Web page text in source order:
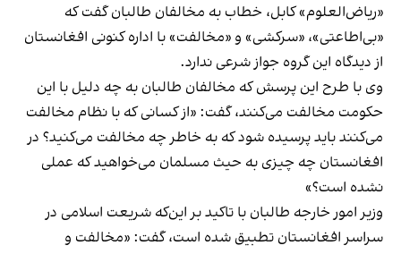
«ریاض‌العلوم» کابل، خطاب به مخالفان طالبان گفت که
«بی‌اطاعتی»، «سرکشی» و «مخالفت» با اداره کنونی افغانستان
از دیدگاه این گروه جواز شرعی ندارد.
وی با طرح این پرسش که مخالفان طالبان به چه دلیل با این
حکومت مخالفت می‌کنند، گفت: «از کسانی که با نظام مخالفت
می‌کنند باید پرسیده شود که به خاطر چه مخالفت می‌کنید؟ در
افغانستان چه چیزی به حیث مسلمان می‌خواهید که عملی
نشده است؟»
وزیر امور خارجه طالبان با تاکید بر این‌که شریعت اسلامی در
سراسر افغانستان تطبیق شده است، گفت: «مخالفت و